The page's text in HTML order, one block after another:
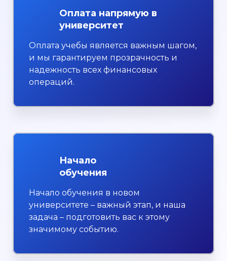
Оплата напрямую в
университет
Оплата учебы является важным шагом,
и мы гарантируем прозрачность и
надежность всех финансовых
операций.
Начало
обучения
Начало обучения в новом
университете – важный этап, и наша
задача – подготовить вас к этому
значимому событию.